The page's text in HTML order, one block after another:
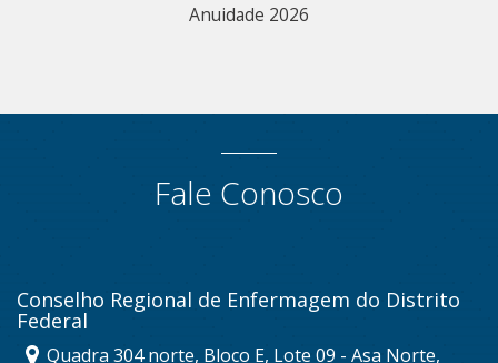
Anuidade 2026
Fale Conosco
Conselho Regional de Enfermagem do Distrito
Federal
Quadra 304 norte, Bloco E, Lote 09 - Asa Norte,